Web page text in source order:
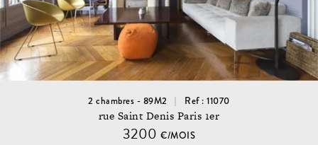
2 chambres - 89M2 Ref : 11070
rue Saint Denis Paris 1er
3200€/MOIS